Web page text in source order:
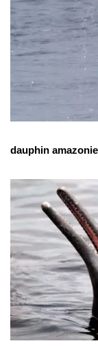
dauphin